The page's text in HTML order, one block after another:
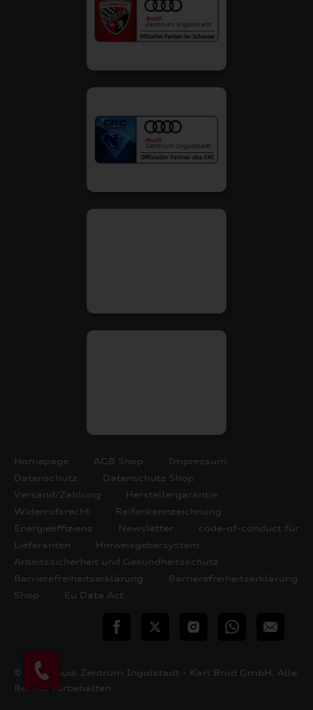
Homepage AGB Shop
Impressum
Datenschutz
Datenschutz Shop
Versand/Zahlung
Herstellergarantie
Widerrufsrecht
Reifenkennzeichnung
Energieeffizienz
Newsletter
code-of-conduct für
Lieferanten
Hinweisgebersystem
Arbeitssicherheit und Gesundheitsschutz
Barrierefreiheitserklärung
Barrierefreiheitserklärung
Shop
Eu Data Act
teilen Twitter InstagramWhatsApp
E-
© 2026 Audi Zentrum Ingolstadt - Karl Brod GmbH. Alle
Rechte vorbehalten